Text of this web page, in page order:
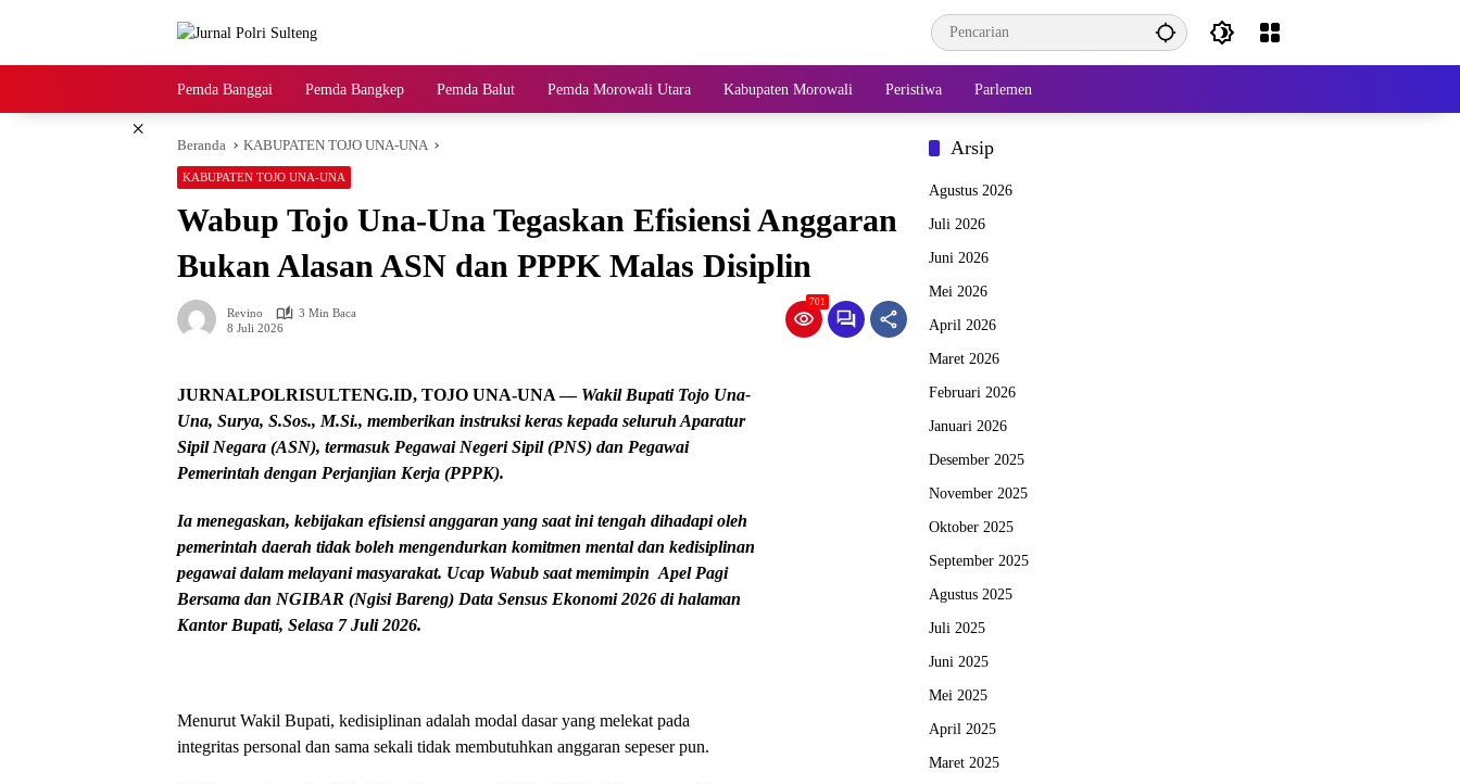
Pemda Banggai Pemda Bangkep Pemda Balut Pemda Morowali Utara Kabupaten Morowali Peristiwa Parlemen
×
Beranda KABUPATEN TOJO UNA-UNA
KABUPATEN TOJO UNA-UNA
Wabup Tojo Una-Una Tegaskan Efisiensi Anggaran
Bukan Alasan ASN dan PPPK Malas Disiplin
Revino
3 Min Baca
8 Juli 2026
701
JURNALPOLRISULTENG.ID, TOJO UNA-UNA— Wakil Bupati Tojo Una-
Una, Surya, S.Sos., M.Si., memberikan instruksi keras kepada seluruh Aparatur
Sipil Negara (ASN), termasuk Pegawai Negeri Sipil (PNS) dan Pegawai
Pemerintah dengan Perjanjian Kerja (PPPK).
Ia menegaskan, kebijakan efisiensi anggaran yang saat ini tengah dihadapi oleh
pemerintah daerah tidak boleh mengendurkan komitmen mental dan kedisiplinan
pegawai dalam melayani masyarakat. Ucap Wabub saat memimpin Apel Pagi
Bersama dan NGIBAR (Ngisi Bareng) Data Sensus Ekonomi 2026 di halaman
Kantor Bupati, Selasa 7 Juli 2026.
Menurut Wakil Bupati, kedisiplinan adalah modal dasar yang melekat pada
integritas personal dan sama sekali tidak membutuhkan anggaran sepeser pun.
Arsip
Agustus 2026
Juli 2026
Juni 2026
Mei 2026
April 2026
Maret 2026
Februari 2026
Januari 2026
Desember 2025
November 2025
Oktober 2025
September 2025
Agustus 2025
Juli 2025
Juni 2025
Mei 2025
April 2025
Maret 2025